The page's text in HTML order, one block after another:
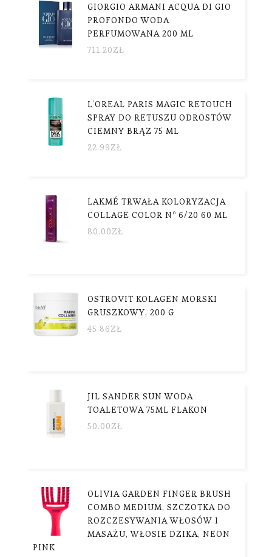
GIORGIO ARMANI ACQUA DI GIO
PROFONDO WODA
PERFUMOWANA 200 ML
711.20ZŁ
L’OREAL PARIS MAGIC RETOUCH
SPRAY DO RETUSZU ODROSTÓW
CIEMNY BRĄZ 75 ML
22.99ZŁ
LAKMÉ TRWAŁA KOLORYZACJA
COLLAGE COLOR Nº 6/20 60 ML
80.00ZŁ
OSTROVIT KOLAGEN MORSKI
GRUSZKOWY, 200 G
45.86ZŁ
JIL SANDER SUN WODA
TOALETOWA 75ML FLAKON
50.00ZŁ
OLIVIA GARDEN FINGER BRUSH
COMBO MEDIUM, SZCZOTKA DO
ROZCZESYWANIA WŁOSÓW I
MASAŻU, WŁOSIE DZIKA, NEON
PINK